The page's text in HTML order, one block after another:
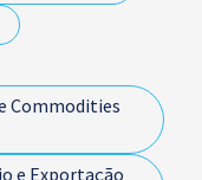
Commodities
e Exportação